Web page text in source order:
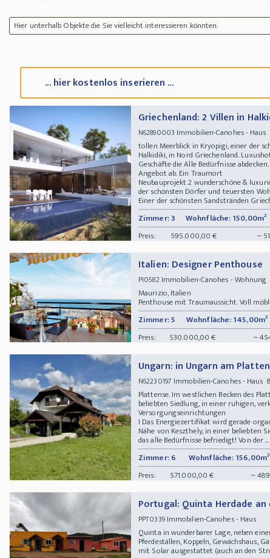
Hier unterhalb Objekte die Sie vielleicht interessieren könnten.
... hier kostenlos inserieren ...
Griechenland: 2 Villen in
N62890003 Immobilien-Canohes -
tollen Meerblick in Kryopigi, einer der
Halkidiki, in Nord Griechenland.
Geschäfte die Alle Bedürfnisse
Angebot ab. Ein Traumort
Neubauprojekt 2 wunderschöne &
der schönsten Dörfer und teuersten
Einer der schönsten Sandstränden
Zimmer: 3
Wohnfläche: 150,00m²
Preis:
595.000,00 € ~
Italien: Designer Penthouse
PI0582Immobilien-Canohes - Wohnung
Maurizio, Italien
Penthouse mit Traumaussicht. Voll
Zimmer: 5
Wohnfläche: 145,00m²
Preis:
530.000,00 € ~
Ungarn: in Ungarn am
N62230197 Immobilien-Canohes - Haus
Plattense. Im westlichen Becken des
beliebten Siedlung, in einer ruhigen,
Versorgungseinrichtungen
I Das Energiezertifikat wird gerade
Nähe von Keszthely, in einer beliebten
das alle Bedürfnisse befriedigt! Von der ...
Zimmer: 6
Wohnfläche: 156,00m²
Preis:
571.000,00 € ~
Portugal: Quinta Herdade
PPT0339Immobilien-Canohes - Haus
Quinta in wunderbarer Lage, neben
Pferdeställen, Koppeln, Gewächshaus,
mit Solar ausgestattet (auch an den